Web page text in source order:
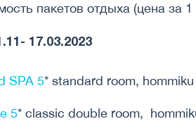
пакетов отдыха (цена за
17.03.2023
SPA 5* standard room,
5* classic double room,